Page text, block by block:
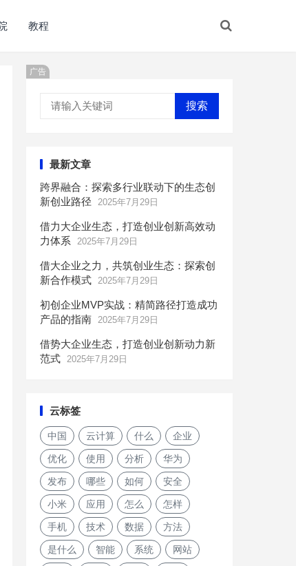
教程
广告
搜索
最新文章
跨界融合：探索多行业联动下的生态创
新创业路径
2025年7月29日
借力大企业生态，打造创业创新高效动
力体系
2025年7月29日
借大企业之力，共筑创业生态：探索创
新合作模式 2025年7月29日
初创企业MVP实战：精简路径打造成功
产品的指南 2025年7月29日
借势大企业生态，打造创业创新动力新
范式 2025年7月29日
云标签
中国 云计算 什么 企业
优化 使用 分析 华为
发布 哪些 如何 安全
小米 应用 怎么 怎样
手机 技术 数据 方法
是什么 智能 系统 网站